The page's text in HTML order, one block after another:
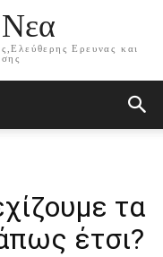
Ερευνας και
τα
έτσι?